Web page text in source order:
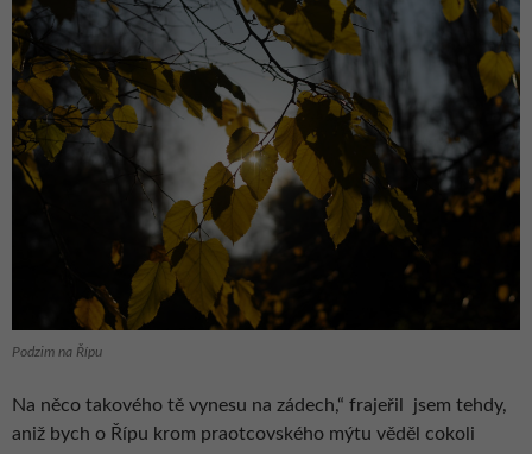
Podzim na Řípu
Na něco takového tě vynesu na zádech,“ frajeřil
jsem tehdy,
aniž bych o Řípu krom praotcovského mýtu věděl cokoli